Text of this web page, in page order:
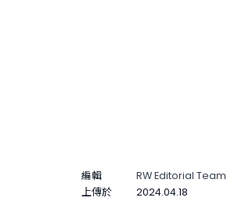
編輯
RW Editorial Team
上傳於
2024.04.18